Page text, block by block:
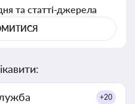
та статті-джерела
+20